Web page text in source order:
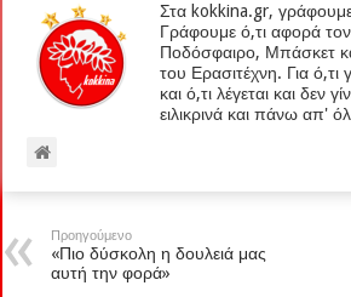
Στα kokkina.gr,
Γράφουμε ό,τι αφορά
Ποδόσφαιρο, Μπάσκετ
του Ερασιτέχνη. Για ό,τι
και ό,τι λέγεται και δεν
ειλικρινά και πάνω απ'
Προηγούμενο
«Πιο δύσκολη η δουλειά μας
αυτή την φορά»